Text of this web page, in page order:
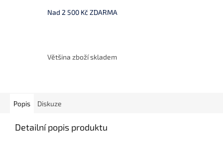
Nad 2 500 Kč ZDARMA
Většina zboží skladem
Popis Diskuze
Detailní popis produktu